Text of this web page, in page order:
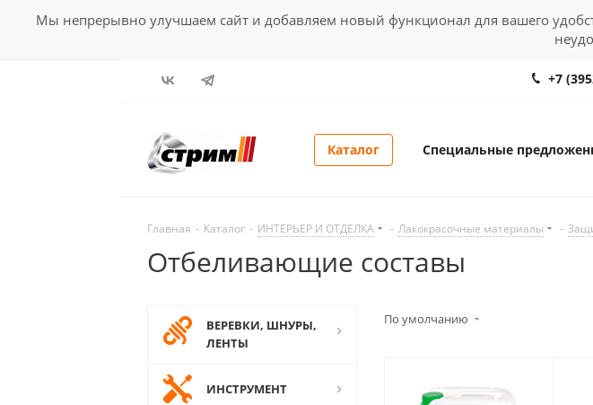
Мы непрерывно улучшаем сайт и добавляем новый функционал для вашего
+7
Каталог Специальные
Главная - Каталог - ИНТЕРЬЕР И ОТДЕЛКА - Лакокрасочные материалы -
Отбеливающие составы
По умолчанию
ВЕРЕВКИ, ШНУРЫ,
ЛЕНТЫ
ИНСТРУМЕНТ